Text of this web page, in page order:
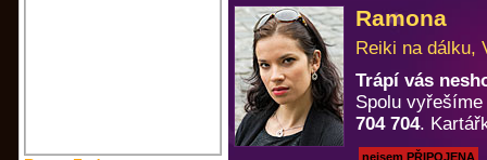
Ramona
Reiki na dálku,
Trápí vás
Spolu
704 704.
nejsem PŘIPOJENA